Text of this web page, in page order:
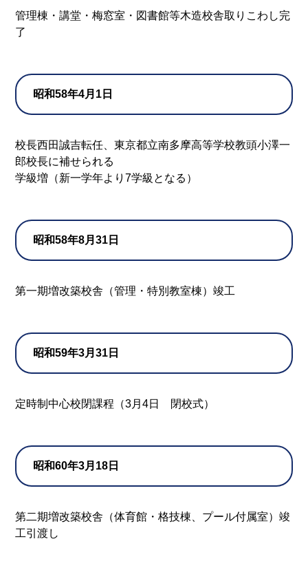
管理棟・講堂・梅窓室・図書館等木造校舎取りこわし完
了
昭和58年4月1日
校長西田誠吉転任、東京都立南多摩高等学校教頭小澤一
郎校長に補せられる
学級増（新一学年より7学級となる）
昭和58年8月31日
第一期増改築校舎（管理・特別教室棟）竣工
昭和59年3月31日
定時制中心校閉課程（3月4日 閉校式）
昭和60年3月18日
第二期増改築校舎（体育館・格技棟、プール付属室）竣
工引渡し